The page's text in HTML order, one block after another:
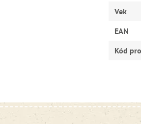
Vek
EAN
Kód